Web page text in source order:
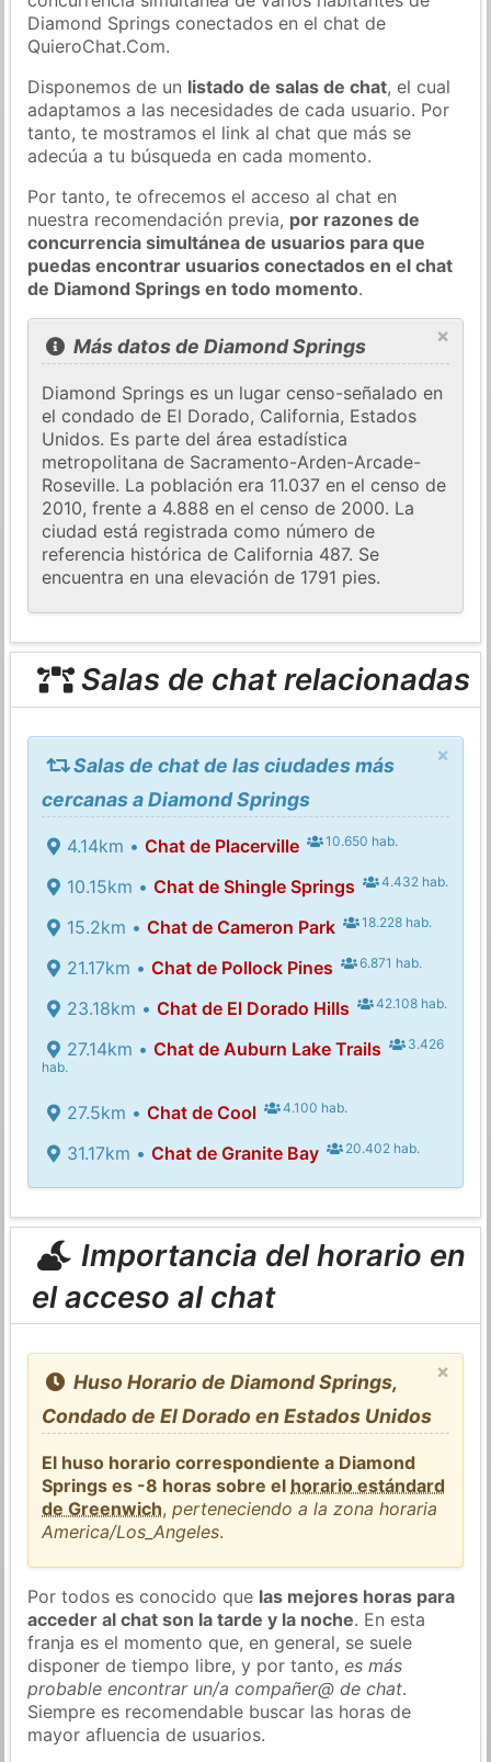
Diamond Springs conectados en el chat de
QuieroChat.Com.
Disponemos de un listado de salas de chat, el cual
adaptamos a las necesidades de cada usuario. Por
tanto, te mostramos el link al chat que más se
adecúa a tu búsqueda en cada momento.
Por tanto, te ofrecemos el acceso al chat en
nuestra recomendación previa, por razones de
concurrencia simultánea de usuarios para que
puedas encontrar usuarios conectados en el chat
de Diamond Springs en todo momento.
×
Más datos de Diamond Springs
Diamond Springs es un lugar censo-señalado en
el condado de El Dorado, California, Estados
Unidos. Es parte del área estadística
metropolitana de Sacramento-Arden-Arcade-
Roseville. La población era 11.037 en el censo de
2010, frente a 4.888 en el censo de 2000. La
ciudad está registrada como número de
referencia histórica de California 487. Se
encuentra en una elevación de 1791 pies.
Salas de chat relacionadas
×
Salas de chat de las ciudades más
cercanas a Diamond Springs
4.14km • Chat de Placerville 10.650 hab.
10.15km • Chat de Shingle Springs 4.432 hab.
15.2km • Chat de Cameron Park 18.228 hab.
21.17km • Chat de Pollock Pines 6.871 hab.
23.18km • Chat de El Dorado Hills 42.108 hab.
27.14km • Chat de Auburn Lake Trails
3.426
hab.
27.5km • Chat de Cool 4.100 hab.
31.17km • Chat de Granite Bay 20.402 hab.
Importancia del horario en
el acceso al chat
×
Huso Horario de Diamond Springs,
Condado de El Dorado en Estados Unidos
El huso horario correspondiente a Diamond
Springs es -8 horas sobre el horario estándard
de Greenwich,perteneciendo a la zona horaria
America/Los_Angeles.
Por todos es conocido que las mejores horas para
acceder al chat son la tarde y la noche. En esta
franja es el momento que, en general, se suele
disponer de tiempo libre, y por tanto,es más
probable encontrar un/a compañer@ de chat.
Siempre es recomendable buscar las horas de
mayor afluencia de usuarios.